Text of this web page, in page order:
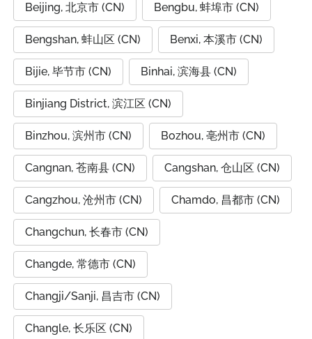
Beijing, 北京市 (CN) Bengbu, 蚌埠市 (CN)
Bengshan, 蚌山区 (CN) Benxi, 本溪市 (CN)
Bijie, 毕节市 (CN) Binhai, 滨海县 (CN)
Binjiang District, 滨江区 (CN)
Binzhou, 滨州市 (CN) Bozhou, 亳州市 (CN)
Cangnan, 苍南县 (CN) Cangshan, 仓山区 (CN)
Cangzhou, 沧州市 (CN) Chamdo, 昌都市 (CN)
Changchun, 长春市 (CN)
Changde, 常德市 (CN)
Changji/Sanji, 昌吉市 (CN)
Changle, 长乐区 (CN)